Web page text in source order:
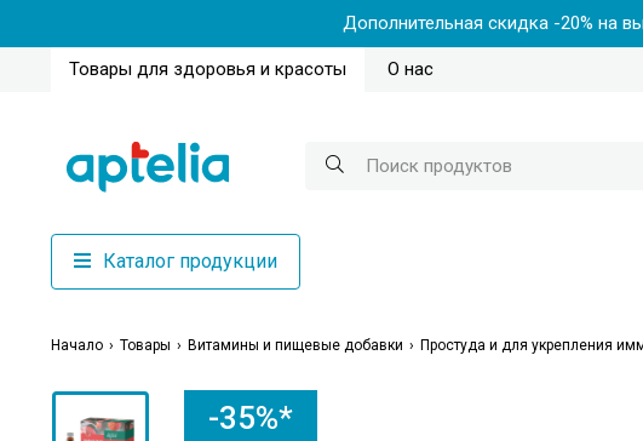
Дополнительная скидка -20% на
Товары для здоровья и красоты О нас
Каталог продукции
Начало Товары Витамины и пищевые добавки Простуда и для укрепления
-35%*